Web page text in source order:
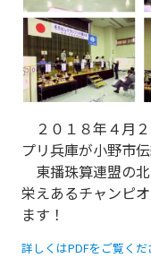
２０１８年４月
プリ兵庫が小野市
東播珠算連盟の
栄えあるチャンピ
ます！
詳しくはPDFをご覧く